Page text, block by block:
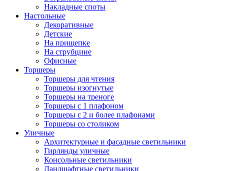
Накладные споты
Настольные
Декоративные
Детские
На прищепке
На струбцине
Офисные
Торшеры
Торшеры для чтения
Торшеры изогнутые
Торшеры на треноге
Торшеры с 1 плафоном
Торшеры с 2 и более плафонами
Торшеры со столиком
Уличные
Архитектурные и фасадные светильники
Гирлянды уличные
Консольные светильники
Ландшафтные светильники